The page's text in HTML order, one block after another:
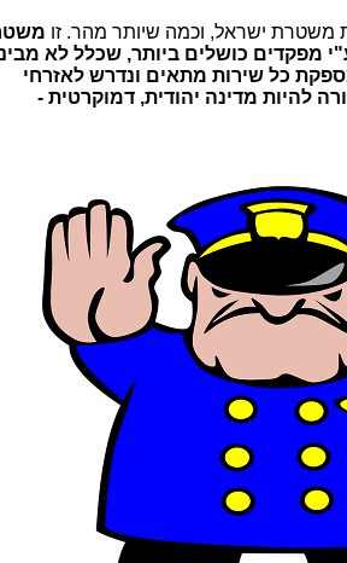
ישראל, וכמה שיותר מהר. זומשטרה
כושלים ביותר, שכלל לא מבינים
שירות מתאים ונדרש לאזרחי
מדינה יהודית, דמוקרטית -